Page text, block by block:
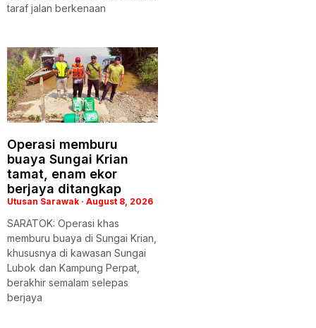
taraf jalan berkenaan
Operasi memburu
buaya Sungai Krian
tamat, enam ekor
berjaya ditangkap
Utusan Sarawak August 8, 2026
SARATOK: Operasi khas
memburu buaya di Sungai Krian,
khususnya di kawasan Sungai
Lubok dan Kampung Perpat,
berakhir semalam selepas
berjaya